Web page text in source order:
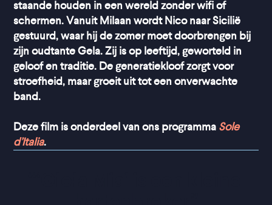
staande houden in een wereld zonder wifi of
schermen. Vanuit Milaan wordt Nico naar Sicilië
gestuurd, waar hij de zomer moet doorbrengen bij
zijn oudtante Gela. Zij is op leeftijd, geworteld in
geloof en traditie. De generatiekloof zorgt voor
stroefheid, maar groeit uit tot een onverwachte
band.
Deze film is onderdeel van ons programma Sole
d’Italia.